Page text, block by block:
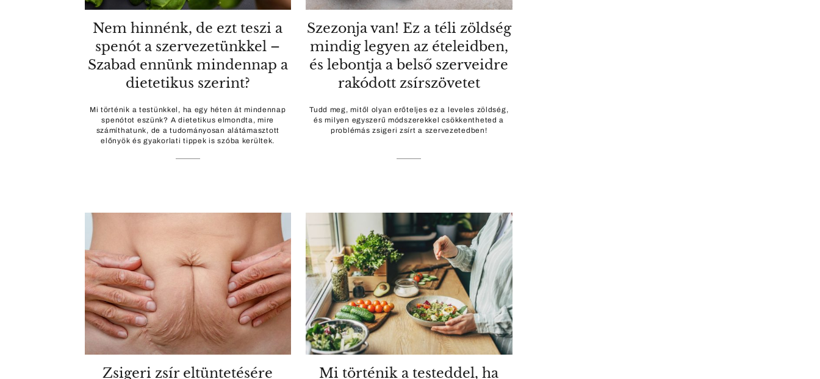
Nem hinnénk, de ezt teszi a
spenót a szervezetünkkel –
Szabad ennünk mindennap a
dietetikus szerint?
Mi történik a testünkkel, ha egy héten át mindennap
spenótot eszünk? A dietetikus elmondta, mire
számíthatunk, de a tudományosan alátámasztott
előnyök és gyakorlati tippek is szóba kerültek.
Szezonja van! Ez a téli zöldség
mindig legyen az ételeidben,
és lebontja a belső szerveidre
rakódott zsírszövetet
Tudd meg, mitől olyan erőteljes ez a leveles zöldség,
és milyen egyszerű módszerekkel csökkentheted a
problémás zsigeri zsírt a szervezetedben!
Zsigeri zsír eltüntetésére
Mi történik a testeddel, ha